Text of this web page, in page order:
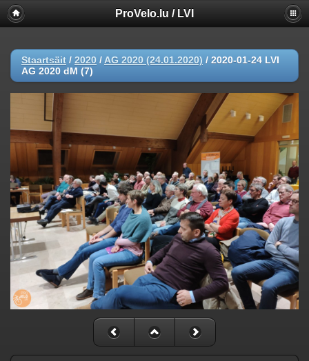
ProVelo.lu / LVI
Staartsäit / 2020 / AG 2020 (24.01.2020) / 2020-01-24 LVI
AG 2020 dM (7)